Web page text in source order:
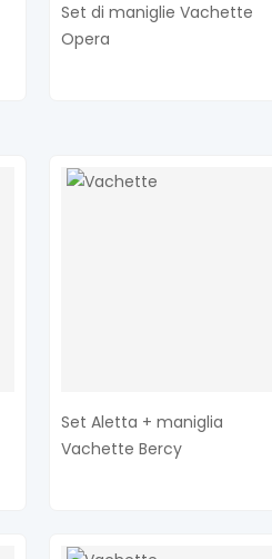
Set di maniglie Vachette
Opera
Set Aletta + maniglia
Vachette Bercy